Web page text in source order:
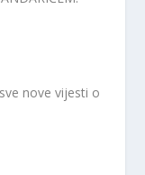
nove vijesti o